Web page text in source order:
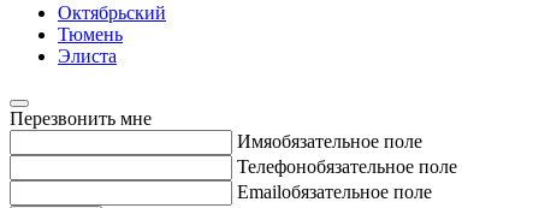
Октябрьский
Тюмень
Элиста
Перезвонить мне
Имяобязательное поле
Телефонобязательное поле
Emailобязательное поле